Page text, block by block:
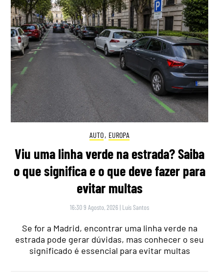
AUTO, EUROPA
Viu uma linha verde na estrada? Saiba
o que significa e o que deve fazer para
evitar multas
16:30 9 Agosto, 2026 | Luís Santos
Se for a Madrid, encontrar uma linha verde na
estrada pode gerar dúvidas, mas conhecer o seu
significado é essencial para evitar multas